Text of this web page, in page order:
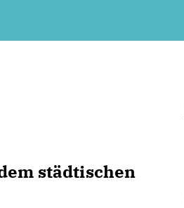
städtischen